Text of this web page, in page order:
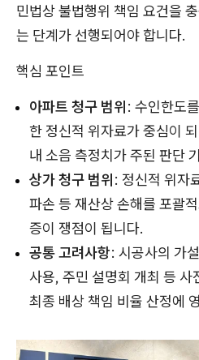
민법상 불법행위 책임 요건을
는 단계가 선행되어야 합니다.
핵심 포인트
아파트 청구 범위: 수인한도
한 정신적 위자료가 중심이
내 소음 측정치가 주된 판단
상가 청구 범위: 정신적 위자
파손 등 재산상 손해를 포괄
증이 쟁점이 됩니다.
공통 고려사항: 시공사의 가
사용, 주민 설명회 개최 등
최종 배상 책임 비율 산정에